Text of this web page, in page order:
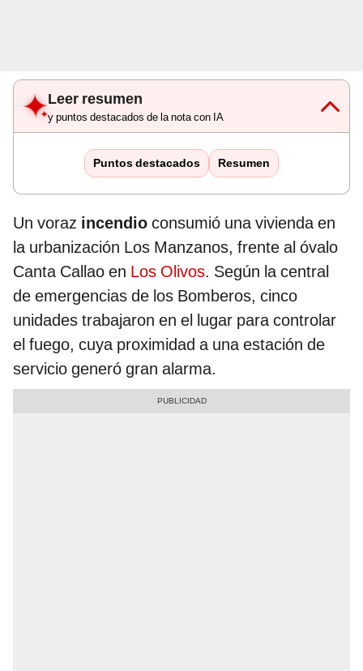
Leer resumen
y puntos destacados de la nota con IA
Puntos destacados Resumen
Un voraz incendio consumió una vivienda en
la urbanización Los Manzanos, frente al óvalo
Canta Callao en Los Olivos. Según la central
de emergencias de los Bomberos, cinco
unidades trabajaron en el lugar para controlar
el fuego, cuya proximidad a una estación de
servicio generó gran alarma.